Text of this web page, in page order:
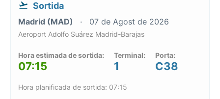
Sortida
Madrid (MAD) 07 de Agost de 2026
Aeroport Adolfo Suárez Madrid-Barajas
Hora estimada de sortida:
07:15
Terminal:
1
Porta:
C38
Hora planificada de sortida: 07:15